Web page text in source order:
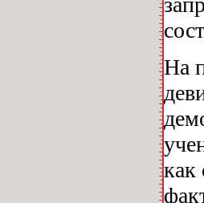
На
как